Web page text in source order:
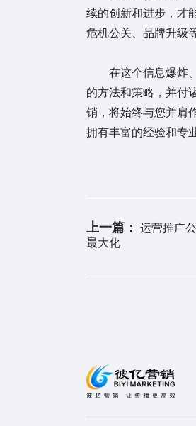
续的创新和进步，才
危机公关、品牌升级
在这个信息爆炸、
的方法和策略，并付
销，将始终与您并肩
拥有丰富的经验和专
上一篇：
运营推广
最大化